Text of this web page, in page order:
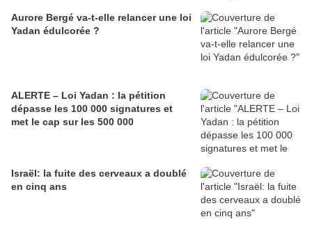
Aurore Bergé va-t-elle relancer une loi
Yadan édulcorée ?
ALERTE – Loi Yadan : la pétition
dépasse les 100 000 signatures et
met le cap sur les 500 000
Israël: la fuite des cerveaux a doublé
en cinq ans